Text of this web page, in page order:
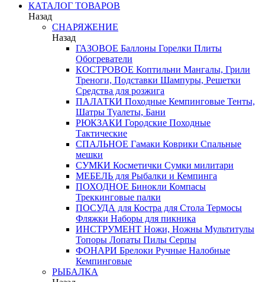
КАТАЛОГ ТОВАРОВ
Назад
СНАРЯЖЕНИЕ
Назад
ГАЗОВОЕ Баллоны Горелки Плиты
Обогреватели
КОСТРОВОЕ Коптильни Мангалы, Грили
Треноги, Подставки Шампуры, Решетки
Средства для розжига
ПАЛАТКИ Походные Кемпинговые Тенты,
Шатры Туалеты, Бани
РЮКЗАКИ Городские Походные
Тактические
СПАЛЬНОЕ Гамаки Коврики Спальные
мешки
СУМКИ Косметички Сумки милитари
МЕБЕЛЬ для Рыбалки и Кемпинга
ПОХОДНОЕ Бинокли Компасы
Треккинговые палки
ПОСУДА для Костра для Стола Термосы
Фляжки Наборы для пикника
ИНСТРУМЕНТ Ножи, Ножны Мультитулы
Топоры Лопаты Пилы Серпы
ФОНАРИ Брелоки Ручные Налобные
Кемпинговые
РЫБАЛКА